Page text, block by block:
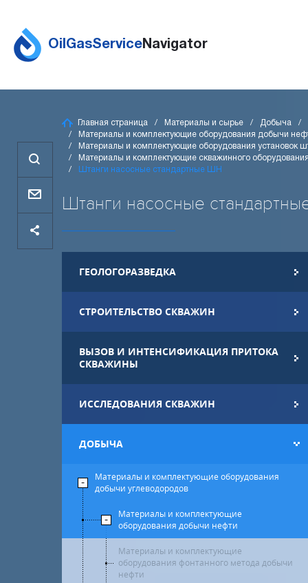
OilGasServiceNavigator
Главная страница Материалы и сырье
Добыча
Материалы и комплектующие оборудования добычи
Материалы и комплектующие оборудования установок
Материалы и комплектующие скважинного
Штанги насосные стандартные ШН
Штанги насосные
ГЕОЛОГОРАЗВЕДКА
СТРОИТЕЛЬСТВО СКВАЖИН
ВЫЗОВ И ИНТЕНСИФИКАЦИЯ ПРИТОКА
СКВАЖИНЫ
ИССЛЕДОВАНИЯ СКВАЖИН
ДОБЫЧА
Материалы и комплектующие оборудования
добычи углеводородов
Материалы и комплектующие
оборудования добычи нефти
Материалы и комплектующие
оборудования фонтанного метода добычи
нефти